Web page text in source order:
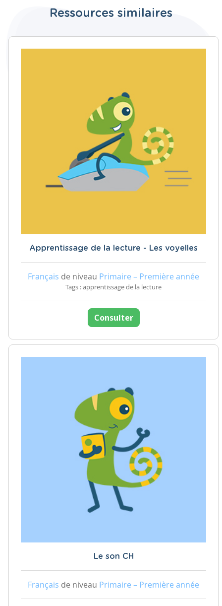
Ressources similaires
Apprentissage de la lecture - Les voyelles
Français de niveau Primaire – Première année
Tags : apprentissage de la lecture
Consulter
Le son CH
Français de niveau Primaire – Première année